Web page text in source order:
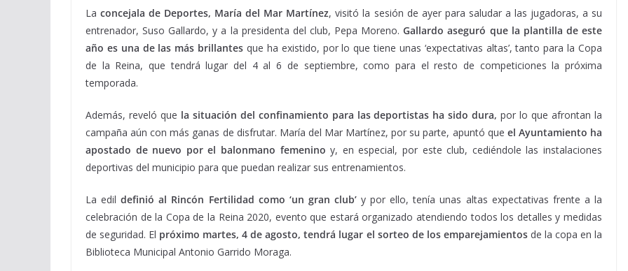
Laconcejala de Deportes, María del Mar Martínez, visitó la sesión de ayer para saludar a las jugadoras, a su
entrenador, Suso Gallardo, y a la presidenta del club, Pepa Moreno.Gallardo aseguró que la plantilla de este
año es una de las más brillantes que ha existido, por lo que tiene unas ‘expectativas altas’, tanto para la Copa
de la Reina, que tendrá lugar del 4 al 6 de septiembre, como para el resto de competiciones la próxima
temporada.
Además, reveló que la situación del confinamiento para las deportistas ha sido dura, por lo que afrontan la
campaña aún con más ganas de disfrutar. María del Mar Martínez, por su parte, apuntó que el Ayuntamiento ha
apostado de nuevo por el balonmano femenino y, en especial, por este club, cediéndole las instalaciones
deportivas del municipio para que puedan realizar sus entrenamientos.
La edildefinió al Rincón Fertilidad como ‘un gran club’y por ello, tenía unas altas expectativas frente a la
celebración de la Copa de la Reina 2020, evento que estará organizado atendiendo todos los detalles y medidas
de seguridad. El próximo martes, 4 de agosto, tendrá lugar el sorteo de los emparejamientosde la copa en la
Biblioteca Municipal Antonio Garrido Moraga.